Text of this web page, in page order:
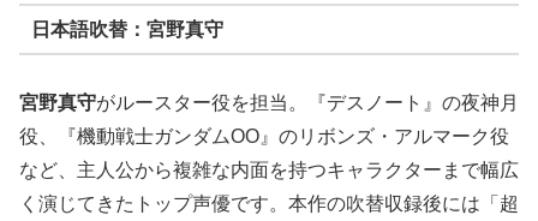
日本語吹替：宮野真守
宮野真守がルースター役を担当。『デスノート』の夜神月
役、『機動戦士ガンダムOO』のリボンズ・アルマーク役
など、主人公から複雑な内面を持つキャラクターまで幅広
く演じてきたトップ声優です。本作の吹替収録後には「超